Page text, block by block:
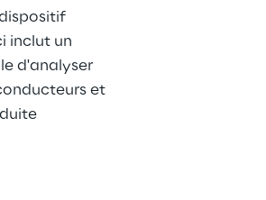
inclut un
d'analyser
et